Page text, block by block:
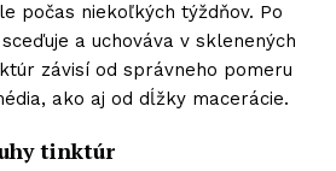
počas niekoľkých týždňov. Po
a uchováva v sklenených
závisí od správneho pomeru
ako aj od dĺžky macerácie.
tinktúr